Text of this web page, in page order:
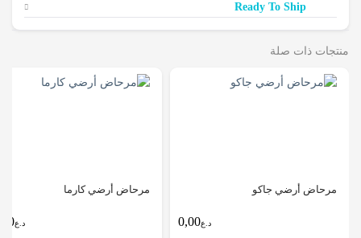
Ready To Ship
منتجات ذات صلة
مرحاض أرضي جاكو
د.ع0,00
مرحاض أرضي كارما
د.ع